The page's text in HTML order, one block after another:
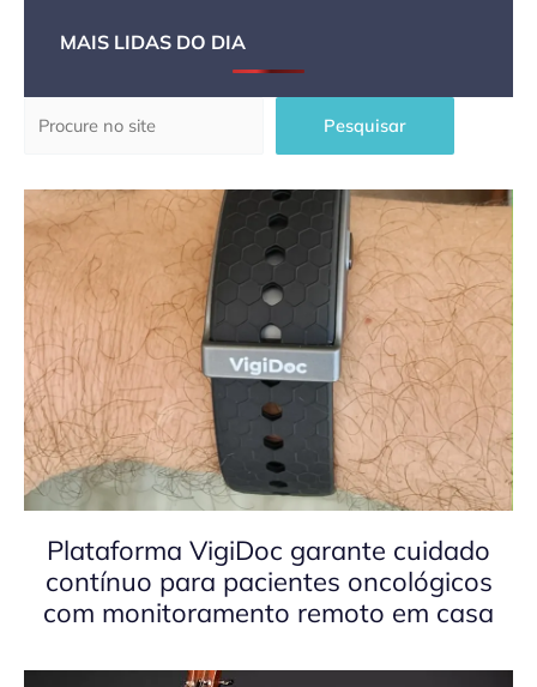
MAIS LIDAS DO DIA
Pesquisar
Plataforma VigiDoc garante cuidado
contínuo para pacientes oncológicos
com monitoramento remoto em casa